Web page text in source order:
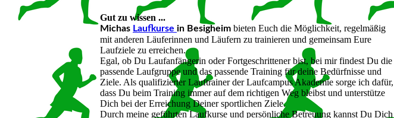
Gut zu wissen ...
Michas Laufkurse in Besigheim bieten Euch die Möglichkeit, regelmäßig
mit anderen Läuferinnen und Läufern zu trainieren und gemeinsam Eure
Laufziele zu erreichen.
Egal, ob Du Laufanfängerin oder Fortgeschrittener bist, bei mir findest Du die
passende Laufgruppe und das passende Training für deine Bedürfnisse und
Ziele. Als qualifizierter Lauftrainer der Laufcampus Akademie sorge ich dafür,
dass Du beim Training immer auf dem richtigen Weg bleibst und unterstütze
Dich bei der Erreichung Deiner sportlichen Ziele.
Durch meine geführten Laufkurse und persönliche Betreuung kannst Du Dich